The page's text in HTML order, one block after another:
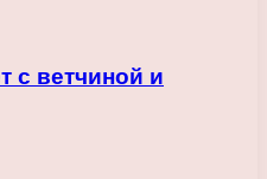
с ветчиной и